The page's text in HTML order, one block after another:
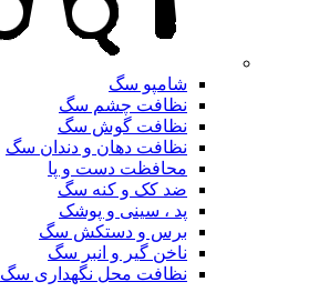
شامپو سگ
نظافت چشم سگ
نظافت گوش سگ
نظافت دهان و دندان سگ
محافظت دست و پا
ضد کک و کنه سگ
پد ، سینی و پوشک
برس و دستکش سگ
ناخن گیر و انبر سگ
نظافت محل نگهداری سگ